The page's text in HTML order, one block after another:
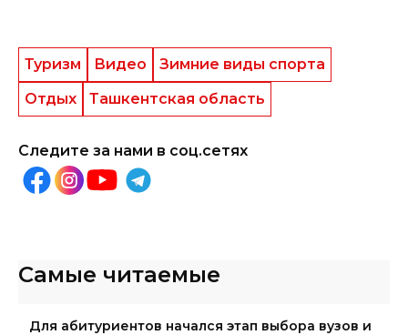
Туризм Видео
Зимние виды спорта
Отдых
Ташкентская область
Следите за нами в соц.сетях
Самые читаемые
Для абитуриентов начался этап выбора вузов и